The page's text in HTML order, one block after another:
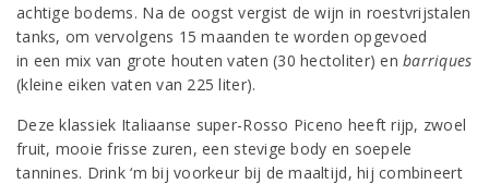
achtige bodems. Na de oogst vergist de wijn in roestvrijstalen
tanks, om vervolgens 15 maanden te worden opgevoed
in een mix van grote houten vaten (30 hectoliter) enbarriques
(kleine eiken vaten van 225 liter).
Deze klassiek Italiaanse super-Rosso Piceno heeft rijp, zwoel
fruit, mooie frisse zuren, een stevige body en soepele
tannines. Drink ‘m bij voorkeur bij de maaltijd, hij combineert